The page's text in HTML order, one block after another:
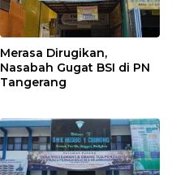
Merasa Dirugikan,
Nasabah Gugat BSI di PN
Tangerang